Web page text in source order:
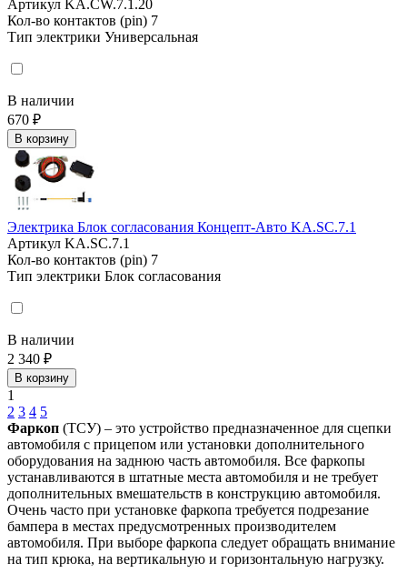
Артикул KA.CW.7.1.20
Кол-во контактов (pin) 7
Тип электрики Универсальная
В наличии
670 ₽
В корзину
Электрика Блок согласования Концепт-Авто KA.SC.7.1
Артикул KA.SC.7.1
Кол-во контактов (pin) 7
Тип электрики Блок согласования
В наличии
2 340 ₽
В корзину
1
2 3 4 5
Фаркоп (ТСУ) – это устройство предназначенное для сцепки
автомобиля с прицепом или установки дополнительного
оборудования на заднюю часть автомобиля. Все фаркопы
устанавливаются в штатные места автомобиля и не требует
дополнительных вмешательств в конструкцию автомобиля.
Очень часто при установке фаркопа требуется подрезание
бампера в местах предусмотренных производителем
автомобиля. При выборе фаркопа следует обращать внимание
на тип крюка, на вертикальную и горизонтальную нагрузку.